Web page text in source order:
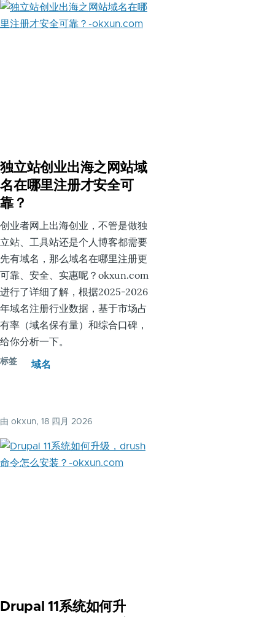
独立站创业出海之网站域
名在哪里注册才安全可
靠？
创业者网上出海创业，不管是做独
立站、工具站还是个人博客都需要
先有域名，那么域名在哪里注册更
可靠、安全、实惠呢？okxun.com
进行了详细了解，根据2025-2026
年域名注册行业数据，基于市场占
有率（域名保有量）和综合口碑，
给你分析一下。
标签 域名
由 okxun, 18 四月 2026
Drupal 11系统如何升